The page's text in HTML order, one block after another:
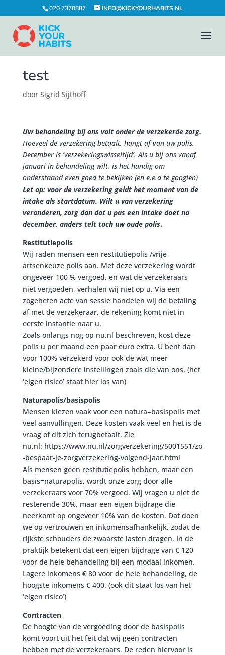
020 7370887 INFO@KICKYOURHABITS.NL
test
door Sigrid Sijthoff
Uw behandeling bij ons valt onder de verzekerde zorg.
Hoeveel de verzekering betaalt, hangt af van uw polis.
December is ‘verzekeringswisseltijd’. Als u bij ons vanaf
januari in behandeling wilt, is het handig om
onderstaand even goed te bekijken (en e.e.a te googlen)
Let op: voor de verzekering geldt het moment van de
intake als startdatum. Wilt u van verzekering
veranderen, zorg dan dat u pas een intake doet na
december, anders telt toch uw oude polis.
Restitutiepolis
Wij raden mensen een restitutiepolis /vrije
artsenkeuze polis aan. Met deze verzekering wordt
ongeveer 100 % vergoed, en wat de verzekeraars
niet vergoeden, verhalen wij niet op u. Via een
zogeheten acte van sessie handelen wij de betaling
af met de verzekeraar, de rekening komt niet in
eerste instantie naar u.
Zoals onlangs nog op nu.nl beschreven, kost deze
polis u per maand een paar euro extra. U bent dan
voor 100% verzekerd voor ook de wat meer
kleine/bijzondere instellingen zoals die van ons. (het
‘eigen risico’ staat hier los van)
Naturapolis/basispolis
Mensen kiezen vaak voor een natura=basispolis met
veel aanvullingen. Deze kosten vaak veel en het is de
vraag of dit zich terugbetaalt. Zie
nu.nl: https://www.nu.nl/zorgverzekering/5001551/zo
-bespaar-je-zorgverzekering-volgend-jaar.html
Als mensen geen restitutiepolis hebben, maar een
basis=naturapolis, wordt onze zorg door alle
verzekeraars voor 70% vergoed. Wij vragen u niet de
resterende 30%, maar een eigen bijdrage die
neerkomt op ongeveer 10% van de kosten. Dat doen
we op vertrouwen en inkomensafhankelijk, zodat de
rijkste schouders de zwaarste lasten dragen. In de
praktijk betekent dat een eigen bijdrage van € 120
voor de hele behandeling bij een modaal inkomen.
Lagere inkomens € 80 voor de hele behandeling, de
hoogste inkomens € 400. (ook dit staat los van het
‘eigen risico’)
Contracten
De hoogte van de vergoeding door de basispolis
komt voort uit het feit dat wij geen contracten
hebben met de verzekeraars. De reden hiervoor is